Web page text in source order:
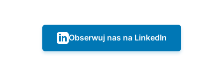
Obserwuj nas na LinkedIn